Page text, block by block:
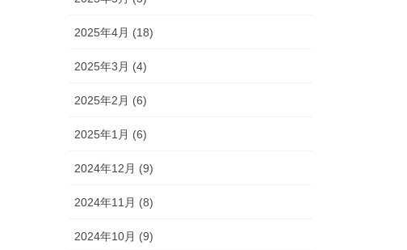
2025年4月 (18)
2025年3月 (4)
2025年2月 (6)
2025年1月 (6)
2024年12月 (9)
2024年11月 (8)
2024年10月 (9)